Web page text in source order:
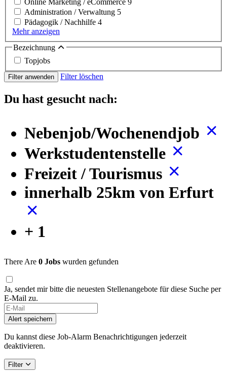
Online Marketing / eCommerce 9
Administration / Verwaltung 5
Pädagogik / Nachhilfe 4
Mehr anzeigen
Bezeichnung
Topjobs
Filter anwenden Filter löschen
Du hast gesucht nach:
Nebenjob/Wochenendjob
Werkstudentenstelle
Freizeit / Tourismus
innerhalb 25km von Erfurt
+ 1
There Are 0 Jobs wurden gefunden
Ja, sendet mir bitte die neuesten Stellenangebote für diese Suche per
E-Mail zu.
If
you
are
a
human,
this
field
Alert speichern
Du kannst diese Job-Alarm Benachrichtigungen jederzeit
deaktivieren.
Filter